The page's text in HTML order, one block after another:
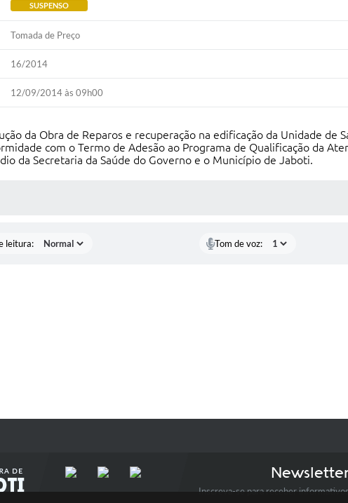
SUSPENSO
Tomada de Preço
16/2014
12/09/2014 às 09h00
da Obra de Reparos e recuperação na edificação da Unidade de
com o Termo de Adesão ao Programa de Qualificação da
da Secretaria da Saúde do Governo e o Município de Jaboti.
leitura: Tom de voz:
Inscreva-se para receber informativos